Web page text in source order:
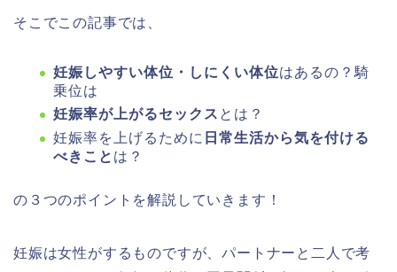
そこでこの記事では、
妊娠しやすい体位・しにくい体位はあるの？騎
乗位は
妊娠率が上がるセックス とは？
妊娠率を上げるために 日常生活から気を付ける
べきこと は？
の３つのポイントを解説していきます！
妊娠は女性がするものですが、パートナーと二人で考